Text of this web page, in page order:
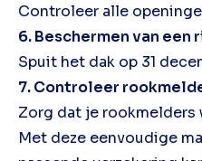
Controleer alle
6. Beschermen van een
Spuit het dak op 31
7. Controleer
Zorg dat je rookmelders
Met deze eenvoudige